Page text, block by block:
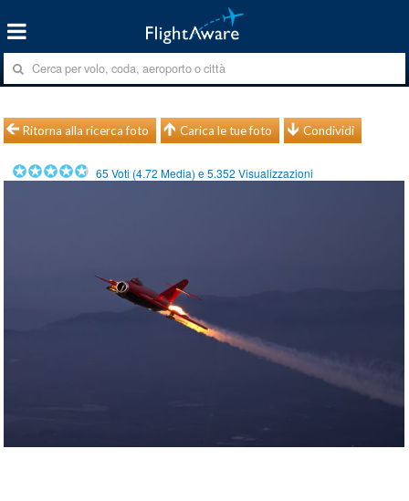
Ritorna alla ricerca foto Carica le tue foto Condividi
65 Voti (4.72 Media) e5.352 Visualizzazioni